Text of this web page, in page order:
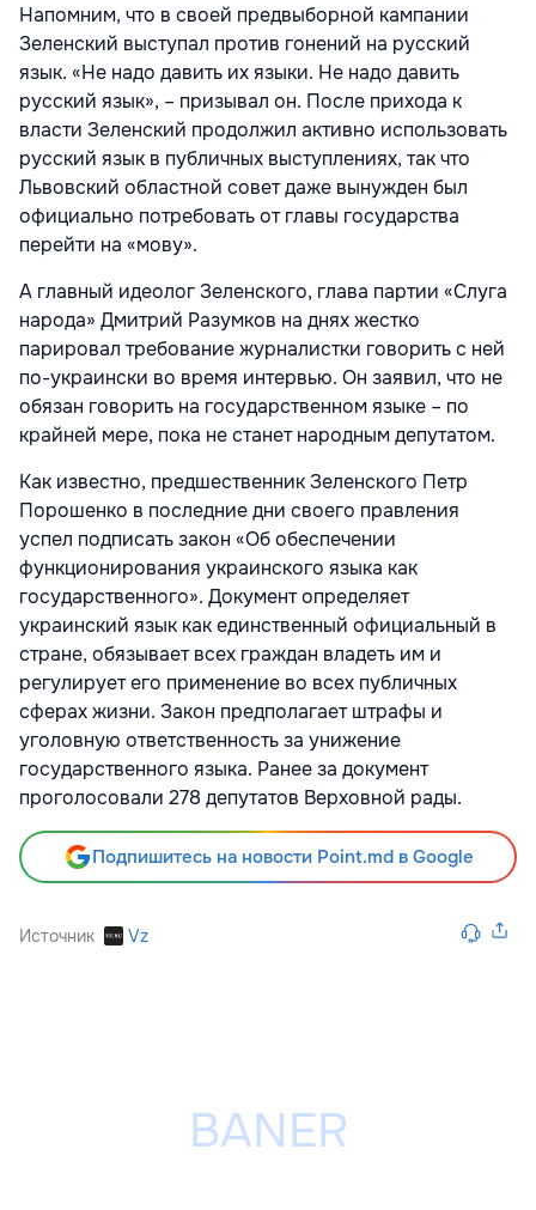
Напомним, что в своей предвыборной кампании
Зеленский выступал против гонений на русский
язык. «Не надо давить их языки. Не надо давить
русский язык», – призывал он. После прихода к
власти Зеленский продолжил активно использовать
русский язык в публичных выступлениях, так что
Львовский областной совет даже вынужден был
официально потребовать от главы государства
перейти на «мову».
А главный идеолог Зеленского, глава партии «Слуга
народа» Дмитрий Разумков на днях жестко
парировал требование журналистки говорить с ней
по-украински во время интервью. Он заявил, что не
обязан говорить на государственном языке – по
крайней мере, пока не станет народным депутатом.
Как известно, предшественник Зеленского Петр
Порошенко в последние дни своего правления
успел подписать закон «Об обеспечении
функционирования украинского языка как
государственного». Документ определяет
украинский язык как единственный официальный в
стране, обязывает всех граждан владеть им и
регулирует его применение во всех публичных
сферах жизни. Закон предполагает штрафы и
уголовную ответственность за унижение
государственного языка. Ранее за документ
проголосовали 278 депутатов Верховной рады.
Подпишитесь на новости Point.md в Google
Источник Vz